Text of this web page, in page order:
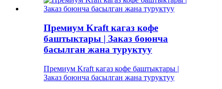
Премиум Kraft кагаз кофе
баштыктары | Заказ боюнча
басылган жана туруктуу
Премиум Kraft кагаз кофе баштыктары |
Заказ боюнча басылган жана туруктуу